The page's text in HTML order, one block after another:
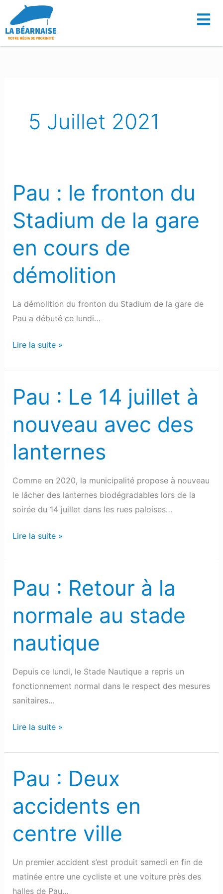
contenu
5 Juillet 2021
Pau : le fronton du
Stadium de la gare
en cours de
démolition
La démolition du fronton du Stadium de la gare de
Pau a débuté ce lundi…
Pau
le
fronton
du
Stadium
de
gare
en
de
Lire la suite »
Pau : Le 14 juillet à
nouveau avec des
lanternes
Comme en 2020, la municipalité propose à nouveau
le lâcher des lanternes biodégradables lors de la
soirée du 14 juillet dans les rues paloises…
Pau
Le
14
juillet
à
nouveau
avec
des
Lire la suite »
Pau : Retour à la
normale au stade
nautique
Depuis ce lundi, le Stade Nautique a repris un
fonctionnement normal dans le respect des mesures
sanitaires…
Pau
Retour
à
la
normale
au
stade
nautique
Lire la suite »
Pau : Deux
accidents en
centre ville
Un premier accident s’est produit samedi en fin de
matinée entre une cycliste et une voiture près des
halles de Pau…
Pau
Deux
accidents
en
centre
ville